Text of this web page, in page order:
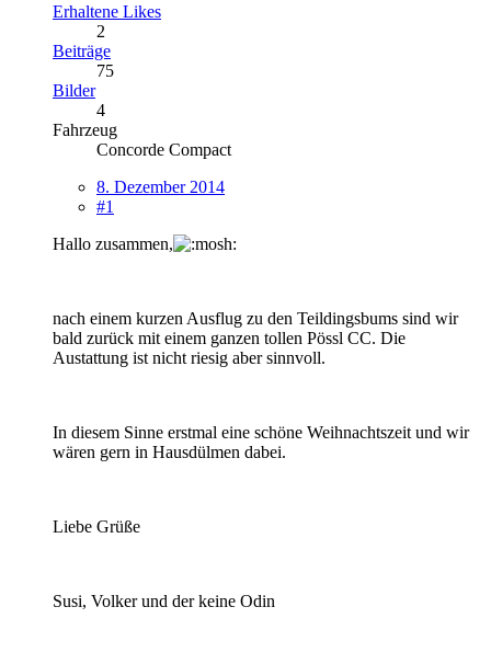
Erhaltene Likes
2
Beiträge
75
Bilder
4
Fahrzeug
Concorde Compact
8. Dezember 2014
#1
Hallo zusammen,
nach einem kurzen Ausflug zu den Teildingsbums sind wir
bald zurück mit einem ganzen tollen Pössl CC. Die
Austattung ist nicht riesig aber sinnvoll.
In diesem Sinne erstmal eine schöne Weihnachtszeit und wir
wären gern in Hausdülmen dabei.
Liebe Grüße
Susi, Volker und der keine Odin